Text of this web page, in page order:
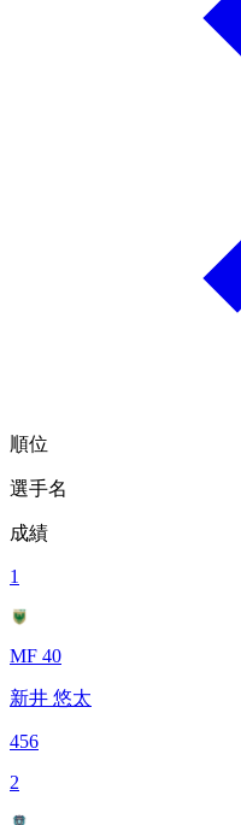
順位
選手名
成績
1
MF 40
新井 悠太
456
2